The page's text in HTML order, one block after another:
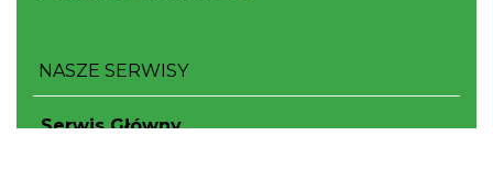
NASZE SERWISY
Serwis Główny